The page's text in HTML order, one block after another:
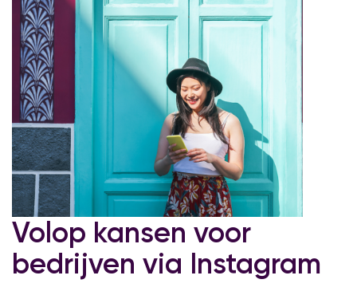
Volop kansen voor
bedrijven via Instagram